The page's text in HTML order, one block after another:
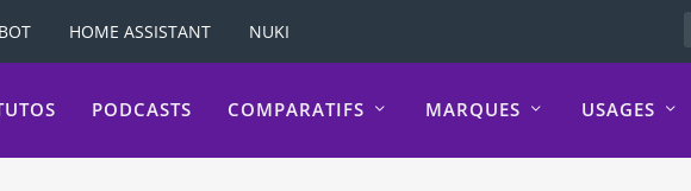
HOME ASSISTANT NUKI
PODCASTS COMPARATIFS MARQUES USAGES